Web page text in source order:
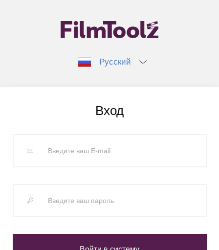
Русский
Вход